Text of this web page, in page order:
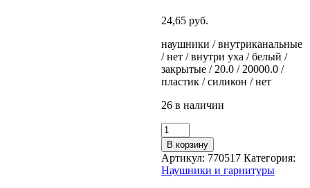
24,65 руб.
наушники / внутриканальные
/ нет / внутри уха / белый /
закрытые / 20.0 / 20000.0 /
пластик / силикон / нет
26 в наличии
Количество
товара
Наушники
Philips
TAE1105WT/00
В корзину
Артикул: 770517 Категория:
Наушники и гарнитуры